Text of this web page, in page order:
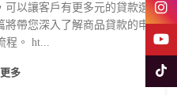
可以讓客戶有更多元的貸款選
將帶您深入了解商品貸款的申
程。 ht...
多